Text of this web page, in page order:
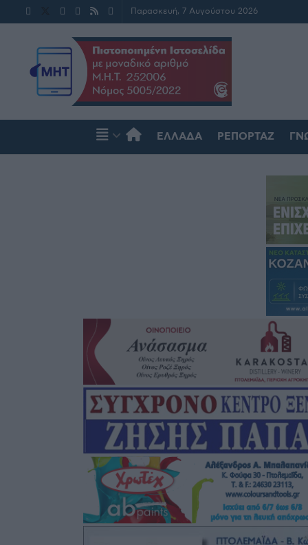
Παρασκευή, 7 Αυγούστου 2026
ΕΛΛΆΔΑ ΡΕΠΟΡΤΆΖ